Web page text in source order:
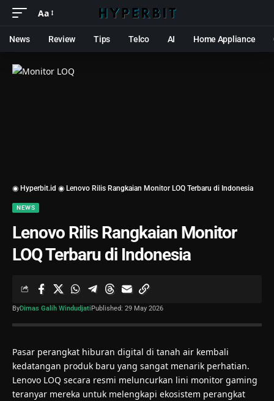
Aa
News Review Tips Telco AI Home Appliance
◉ Hyperbit.id ◉ Lenovo Rilis Rangkaian Monitor LOQ Terbaru di Indonesia
NEWS
Lenovo Rilis Rangkaian Monitor
LOQ Terbaru di Indonesia
ByDimas Galih WindudjatiPublished: 29 May 2026
Pasar perangkat hiburan digital di tanah air kembali
kedatangan produk baru yang sangat menarik perhatian.
Lenovo LOQ secara resmi meluncurkan lini monitor gaming
teranyar mereka untuk melengkapi ekosistem perangkat